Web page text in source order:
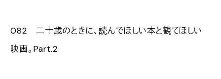
082 二十歳のときに、読んでほしい本と観てほしい
映画。Part.2